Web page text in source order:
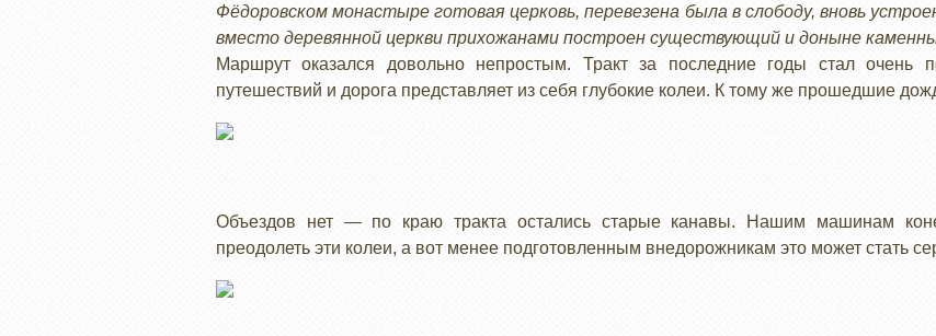
Фёдоровском монастыре готовая церковь, перевезена была в слободу, вновь
вместо деревянной церкви прихожанами построен существующий и доныне
Маршрут оказался довольно непростым. Тракт за последние годы стал очень
путешествий и дорога представляет из себя глубокие колеи. К тому же прошедшие
Объездов нет — по краю тракта остались старые канавы. Нашим машинам
преодолеть эти колеи, а вот менее подготовленным внедорожникам это может стать